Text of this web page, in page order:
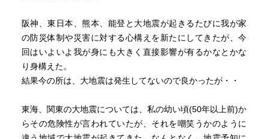
阪神、東日本、熊本、能登と大地震が起きるたびに我が家
の防災体制や災害に対する心構えを新たにしてきたが、今
回はいよいよ我が身にも大きく直接影響が有るかなとかな
り身構えた。
結果今の所は、大地震は発生してないので良かったが・・
東海、関東の大地震については、私の幼い頃(50年以上前)か
らその危険性が言われていたが、それを嘲笑うかのように